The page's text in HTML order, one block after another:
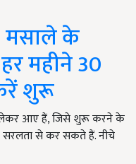
मसाले के
महीने 30
शुरू
आए हैं, जिसे शुरू करने के
सरलता से कर सकते हैं. नीचे